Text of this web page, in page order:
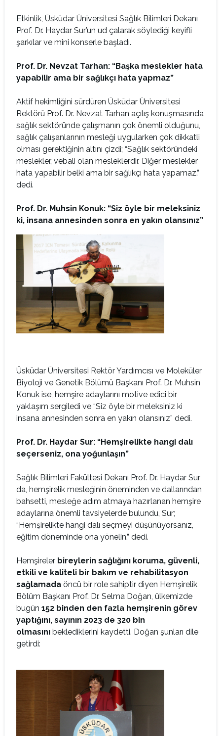
Etkinlik, Üsküdar Üniversitesi Sağlık Bilimleri Dekanı
Prof. Dr. Haydar Sur’un ud çalarak söylediği keyifli
şarkılar ve mini konserle başladı.
Prof. Dr. Nevzat Tarhan: “Başka meslekler hata
yapabilir ama bir sağlıkçı hata yapmaz”
Aktif hekimliğini sürdüren Üsküdar Üniversitesi
Rektörü Prof. Dr. Nevzat Tarhan açılış konuşmasında
sağlık sektöründe çalışmanın çok önemli olduğunu,
sağlık çalışanlarının mesleği uygularken çok dikkatli
olması gerektiğinin altını çizdi; “Sağlık sektöründeki
meslekler, vebali olan mesleklerdir. Diğer meslekler
hata yapabilir belki ama bir sağlıkçı hata yapamaz.”
dedi.
Prof. Dr. Muhsin Konuk: “Siz öyle bir meleksiniz
ki, insana annesinden sonra en yakın olansınız”
Üsküdar Üniversitesi Rektör Yardımcısı ve Moleküler
Biyoloji ve Genetik Bölümü Başkanı Prof. Dr. Muhsin
Konuk ise, hemşire adaylarını motive edici bir
yaklaşım sergiledi ve “Siz öyle bir meleksiniz ki
insana annesinden sonra en yakın olansınız” dedi.
Prof. Dr. Haydar Sur: “Hemşirelikte hangi dalı
seçerseniz, ona yoğunlaşın”
Sağlık Bilimleri Fakültesi Dekanı Prof. Dr. Haydar Sur
da, hemşirelik mesleğinin öneminden ve dallarından
bahsetti, mesleğe adım atmaya hazırlanan hemşire
adaylarına önemli tavsiyelerde bulundu, Sur;
“Hemşirelikte hangi dalı seçmeyi düşünüyorsanız,
eğitim döneminde ona yönelin.” dedi.
Hemşireler bireylerin sağlığını koruma, güvenli,
etkili ve kaliteli bir bakım ve rehabilitasyon
sağlamada öncü bir role sahiptir diyen Hemşirelik
Bölüm Başkanı Prof. Dr. Selma Doğan, ülkemizde
bugün 152 binden den fazla hemşirenin görev
yaptığını, sayının 2023 de 320 bin
olmasını beklediklerini kaydetti. Doğan şunları dile
getirdi: